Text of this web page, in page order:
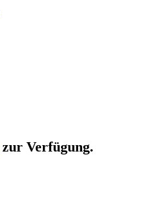
zur Verfügung.